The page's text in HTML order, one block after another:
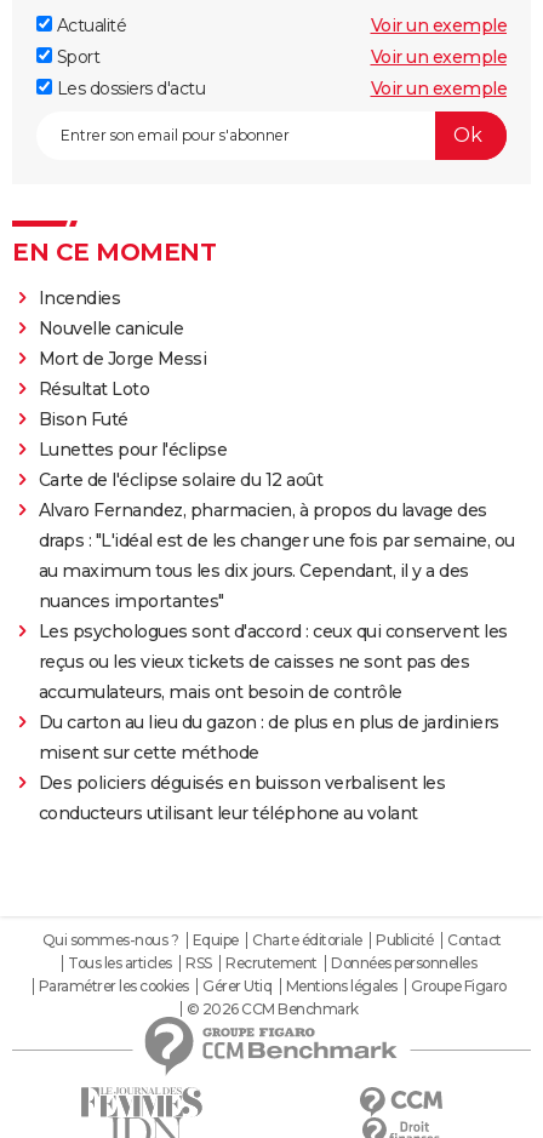
Actualité
Voir un exemple
Sport
Voir un exemple
Les dossiers d'actu
Voir un exemple
EN CE MOMENT
Incendies
Nouvelle canicule
Mort de Jorge Messi
Résultat Loto
Bison Futé
Lunettes pour l'éclipse
Carte de l'éclipse solaire du 12 août
Alvaro Fernandez, pharmacien, à propos du lavage des
draps : "L'idéal est de les changer une fois par semaine, ou
au maximum tous les dix jours. Cependant, il y a des
nuances importantes"
Les psychologues sont d'accord : ceux qui conservent les
reçus ou les vieux tickets de caisses ne sont pas des
accumulateurs, mais ont besoin de contrôle
Du carton au lieu du gazon : de plus en plus de jardiniers
misent sur cette méthode
Des policiers déguisés en buisson verbalisent les
conducteurs utilisant leur téléphone au volant
Qui sommes-nous ? Equipe Charte éditoriale Publicité
Contact
Tous les articles
RSS Recrutement
Données personnelles
Paramétrer les cookies
Gérer Utiq Mentions légales
Groupe Figaro
© 2026 CCM Benchmark